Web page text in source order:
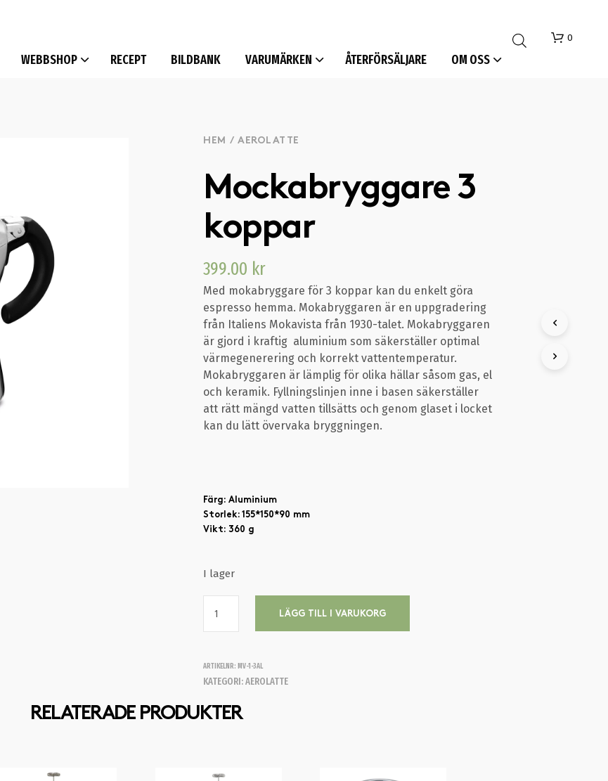
WEBBSHOP RECEPT BILDBANK VARUMÄRKEN ÅTERFÖRSÄLJARE OM OSS
0
HEM / AEROLATTE
Mockabryggare 3
koppar
399.00 kr
Med mokabryggare för 3 koppar kan du enkelt göra
espresso hemma. Mokabryggaren är en uppgradering
från Italiens Mokavista från 1930-talet. Mokabryggaren
är gjord i kraftig aluminium som säkerställer optimal
värmegenerering och korrekt vattentemperatur.
Mokabryggaren är lämplig för olika hällar såsom gas, el
och keramik. Fyllningslinjen inne i basen säkerställer
att rätt mängd vatten tillsätts och genom glaset i locket
kan du lätt övervaka bryggningen.
Färg: Aluminium
Storlek: 155*150*90 mm
Vikt: 360 g
I lager
LÄGG TILL I VARUKORG
ARTIKELNR: MV-1-3AL
KATEGORI:AEROLATTE
RELATERADE PRODUKTER